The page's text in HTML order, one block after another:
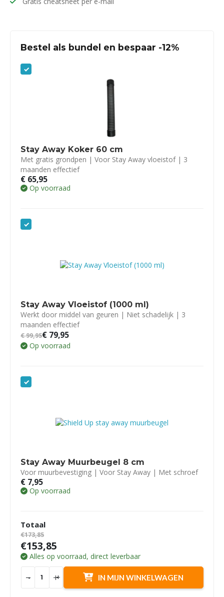
Bestel als bundel en bespaar -12%
Stay Away Koker 60 cm
Met gratis grondpen | Voor Stay Away vloeistof | 3
maanden effectief
€ 65,95
Op voorraad
Stay Away Vloeistof (1000 ml)
Werkt door middel van geuren | Niet schadelijk | 3
maanden effectief
€99,95€ 79,95
Op voorraad
Stay Away Muurbeugel 8 cm
Voor muurbevestiging | Voor Stay Away | Met schroef
€ 7,95
Op voorraad
Totaal
€173,85
€153,85
Alles op voorraad, direct leverbaar
- + IN MIJN WINKELWAGEN